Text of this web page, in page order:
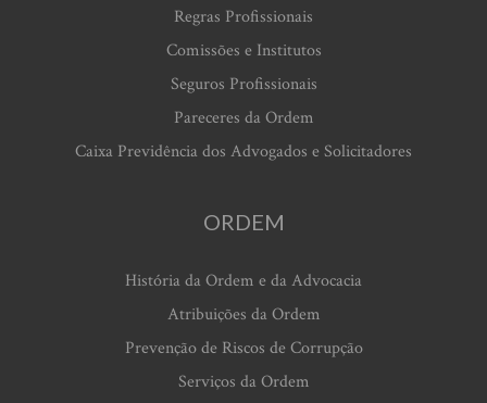
Regras Profissionais
Comissões e Institutos
Seguros Profissionais
Pareceres da Ordem
Caixa Previdência dos Advogados e Solicitadores
ORDEM
História da Ordem e da Advocacia
Atribuições da Ordem
Prevenção de Riscos de Corrupção
Serviços da Ordem